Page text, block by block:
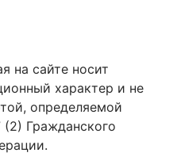
на сайте носит
характер и не
определяемой
Гражданского